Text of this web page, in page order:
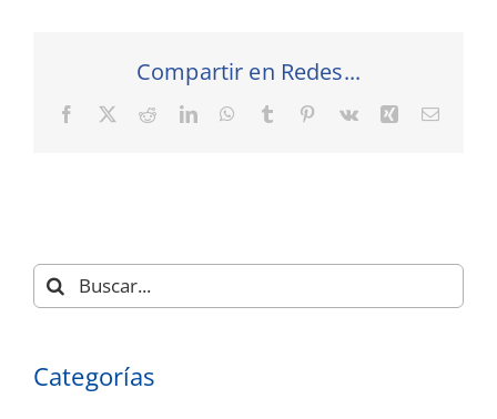
Compartir en Redes...
Facebook RedditLinkedInWhatsApp
Tumblr Pinterest
Vk XingCorreo
Buscar:
Categorías